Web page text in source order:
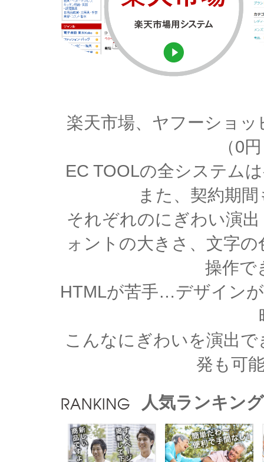
楽天市場、ヤフーショ
（0
EC TOOLの全システム
また、契約期
それぞれのにぎわい演
ォントの大きさ、文字
操作で
HTMLが苦手…デザイン
こんなにぎわいを演出
発も可
人気ランキング